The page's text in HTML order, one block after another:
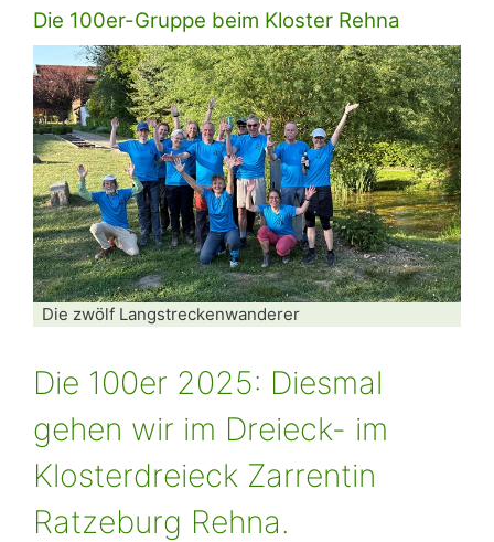
Die 100er-Gruppe beim Kloster Rehna
Die zwölf Langstreckenwanderer
Die 100er 2025: Diesmal
gehen wir im Dreieck- im
Klosterdreieck Zarrentin
Ratzeburg Rehna.